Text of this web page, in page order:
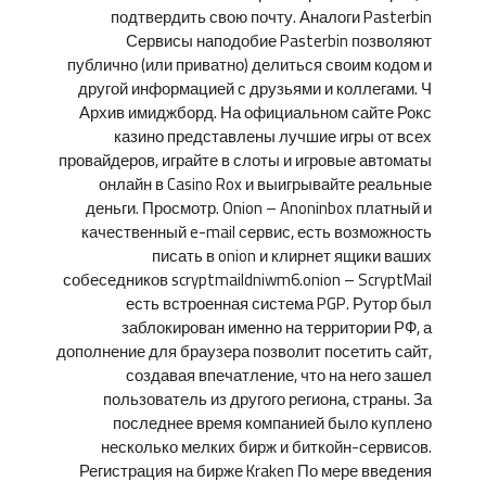
подтвердить свою почту. Аналоги Pasterbin
Сервисы наподобие Pasterbin позволяют
публично (или приватно) делиться своим кодом и
другой информацией с друзьями и коллегами. Ч
Архив имиджборд. На официальном сайте Рокс
казино представлены лучшие игры от всех
провайдеров, играйте в слоты и игровые автоматы
онлайн в Casino Rox и выигрывайте реальные
деньги. Просмотр. Onion – Anoninbox платный и
качественный e-mail сервис, есть возможность
писать в onion и клирнет ящики ваших
собеседников scryptmaildniwm6.onion – ScryptMail
есть встроенная система PGP. Рутор был
заблокирован именно на территории РФ, а
дополнение для браузера позволит посетить сайт,
создавая впечатление, что на него зашел
пользователь из другого региона, страны. За
последнее время компанией было куплено
несколько мелких бирж и биткойн-сервисов.
Регистрация на бирже Kraken По мере введения